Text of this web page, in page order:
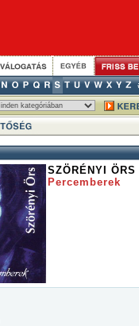
SZÖRÉNYI ÖRS
Percemberek